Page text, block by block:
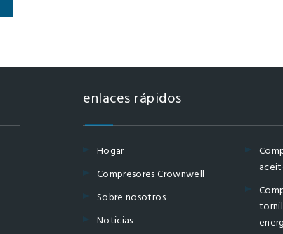
enlaces rápidos
Hogar
Compresores Crownwell
Sobre nosotros
Noticias